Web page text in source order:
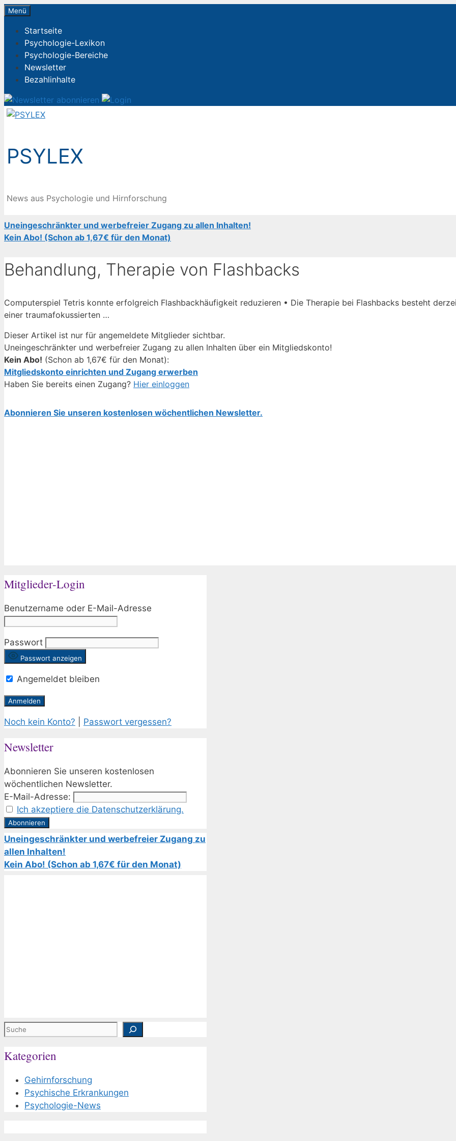
Zum
springen
Menü
Startseite
Psychologie-Lexikon
Psychologie-Bereiche
Newsletter
Bezahlinhalte
PSYLEX
News aus Psychologie und Hirnforschung
Uneingeschränkter und werbefreier Zugang zu allen Inhalten!
Kein Abo! (Schon ab 1,67€ für den Monat)
Behandlung, Therapie von Flashbacks
Computerspiel Tetris konnte erfolgreich Flashbackhäufigkeit reduzieren • Die Therapie bei Flashbacks besteht
einer traumafokussierten …
Dieser Artikel ist nur für angemeldete Mitglieder sichtbar.
Uneingeschränkter und werbefreier Zugang zu allen Inhalten über ein Mitgliedskonto!
Kein Abo! (Schon ab 1,67€ für den Monat):
Mitgliedskonto einrichten und Zugang erwerben
Haben Sie bereits einen Zugang? Hier einloggen
Abonnieren Sie unseren kostenlosen wöchentlichen Newsletter.
Mitglieder-Login
Benutzername oder E-Mail-Adresse
Passwort
Passwort anzeigen
Angemeldet bleiben
Noch kein Konto? Passwort vergessen?
Newsletter
Abonnieren Sie unseren kostenlosen
wöchentlichen Newsletter.
E-Mail-Adresse:
Ich akzeptiere die Datenschutzerklärung.
Uneingeschränkter und werbefreier Zugang zu
allen Inhalten!
Kein Abo! (Schon ab 1,67€ für den Monat)
Suchen
Kategorien
Gehirnforschung
Psychische Erkrankungen
Psychologie-News